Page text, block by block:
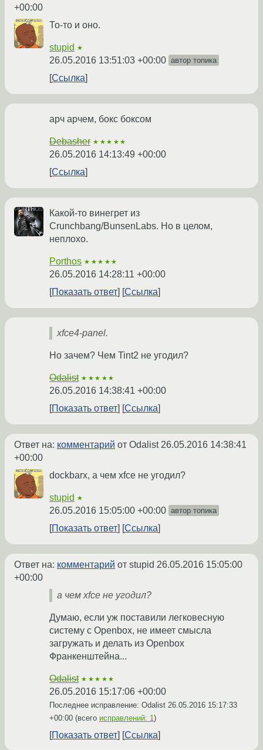
+00:00
То-то и оно.
stupid ★
26.05.2016 13:51:03 +00:00 автор топика
Ссылка
арч арчем, бокс боксом
Debasher ★★★★★
26.05.2016 14:13:49 +00:00
Ссылка
Какой-то винегрет из
Crunchbang/BunsenLabs. Но в целом,
неплохо.
Porthos ★★★★★
26.05.2016 14:28:11 +00:00
Показать ответ
Ссылка
xfce4-panel.
Но зачем? Чем Tint2 не угодил?
Odalist ★★★★★
26.05.2016 14:38:41 +00:00
Показать ответ
Ссылка
Ответ на: комментарий от Odalist 26.05.2016 14:38:41
+00:00
dockbarx, а чем xfce не угодил?
stupid ★
26.05.2016 15:05:00 +00:00 автор топика
Показать ответ Ссылка
Ответ на: комментарий от stupid 26.05.2016 15:05:00
+00:00
а чем xfce не угодил?
Думаю, если уж поставили легковесную
систему с Openbox, не имеет смысла
загружать и делать из Openbox
Франкенштейна...
Odalist ★★★★★
26.05.2016 15:17:06 +00:00
Последнее исправление: Odalist 26.05.2016 15:17:33
+00:00 (всего исправлений: 1)
Показать ответ Ссылка